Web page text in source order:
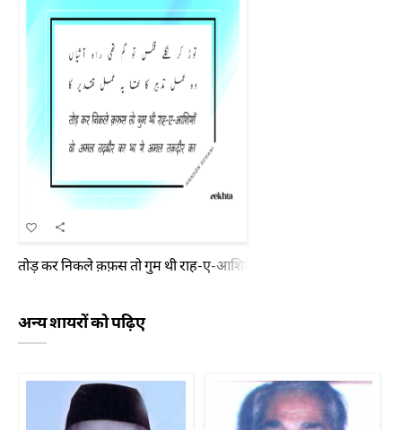
तोड़ कर निकले क़फ़स तो गुम थी राह-ए-आशियाँ वो अमल तदबीर का था ये
अन्य शायरों को पढ़िए